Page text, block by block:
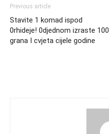
Previous article
Stavite 1 komad ispod
0rhideje! 0djednom izraste 100
grana I cvjeta cijele godine